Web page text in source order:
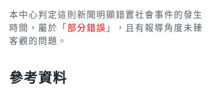
本中心判定這則新聞明顯錯置社會事件的發生
時間，屬於「 部分錯誤 」，且有報導角度未臻
客觀的問題。
參考資料